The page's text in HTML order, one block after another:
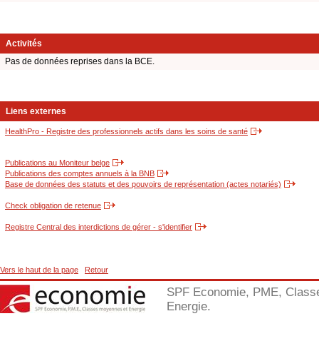
Activités
Pas de données reprises dans la BCE.
Liens externes
HealthPro - Registre des professionnels actifs dans les soins de santé
Publications au Moniteur belge
Publications des comptes annuels à la BNB
Base de données des statuts et des pouvoirs de représentation (actes notariés)
Check obligation de retenue
Registre Central des interdictions de gérer - s'identifier
Vers le haut de la page Retour
SPF Economie, PME,
Energie.